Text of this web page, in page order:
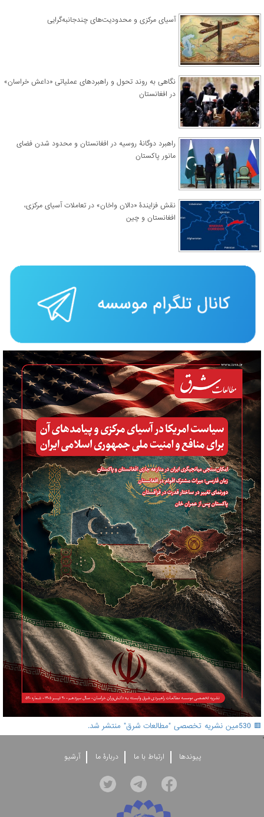
آسیای مرکزی و محدودیت‌های چندجانبه‌گرایی
نگاهی به روند تحول و راهبردهای عملیاتی «داعش خراسان»
در افغانستان
راهبرد دوگانۀ روسیه در افغانستان و محدود شدن فضای
مانور پاکستان
نقش فزایندۀ «دالان واخان» در تعاملات آسیای مرکزی،
افغانستان و چین
🟥 530مین نشریه تخصصی "مطالعات شرق" منتشر شد.
'
پيوندها ارتباط با ما دربارۀ ما آرشيو